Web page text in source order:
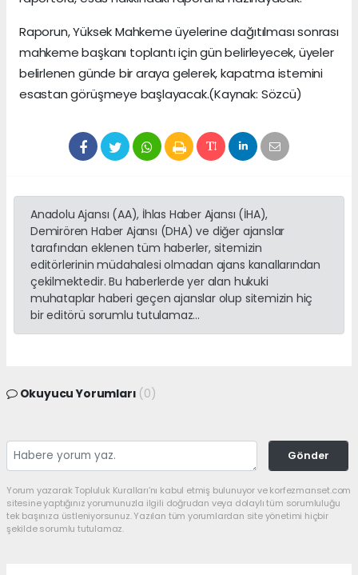
Raporun, Yüksek Mahkeme üyelerine dağıtılması sonrası
mahkeme başkanı toplantı için gün belirleyecek, üyeler
belirlenen günde bir araya gelerek, kapatma istemini
esastan görüşmeye başlayacak.(Kaynak: Sözcü)
Anadolu Ajansı (AA), İhlas Haber Ajansı (İHA),
Demirören Haber Ajansı (DHA) ve diğer ajanslar
tarafından eklenen tüm haberler, sitemizin
editörlerinin müdahalesi olmadan ajans kanallarından
çekilmektedir. Bu haberlerde yer alan hukuki
muhataplar haberi geçen ajanslar olup sitemizin hiç
bir editörü sorumlu tutulamaz...
Okuyucu Yorumları (0)
Gönder
Yorum yazarak Topluluk Kuralları’nı kabul etmiş bulunuyor ve korfezmanset.com
sitesine yaptığınız yorumunuzla ilgili doğrudan veya dolaylı tüm sorumluluğu
tek başınıza üstleniyorsunuz. Yazılan tüm yorumlardan site yönetimi hiçbir
şekilde sorumlu tutulamaz.